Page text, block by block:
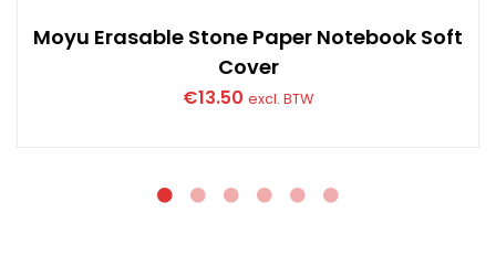
Moyu Erasable Stone Paper Notebook Soft
Cover
€13.50 excl. BTW